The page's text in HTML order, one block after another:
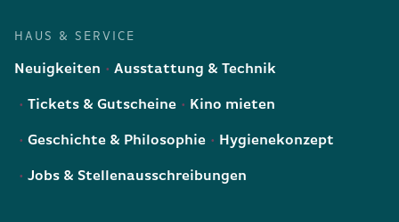
HAUS & SERVICE
Neuigkeiten Ausstattung & Technik
Tickets & Gutscheine Kino mieten
Geschichte & Philosophie Hygienekonzept
Jobs & Stellenausschreibungen